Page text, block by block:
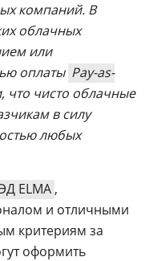
компаний. В
облачных
или
оплаты Pay-as-
чисто облачные
в силу
любых
ELMA ,
и отличными
критериям за
оформить